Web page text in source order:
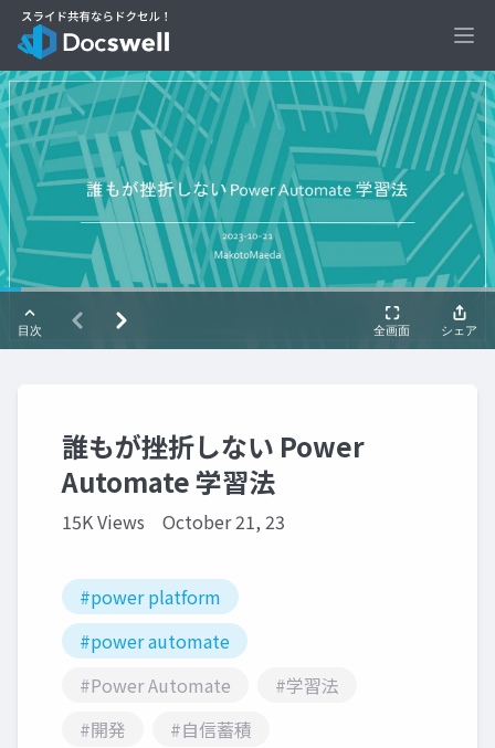
誰もが挫折しない Power
Automate 学習法
15K Views October 21, 23
#power platform
#power automate
#Power Automate
#学習法
#開発
#自信蓄積